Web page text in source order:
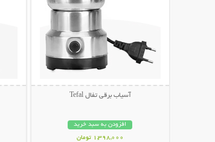
آسیاب برقی تفال Tefal
افزودن به سبد خرید
1,398,000 تومان